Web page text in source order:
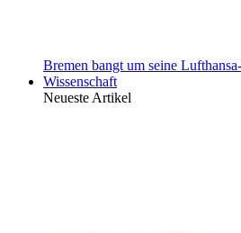
Bremen bangt um seine
Wissenschaft
Neueste Artikel